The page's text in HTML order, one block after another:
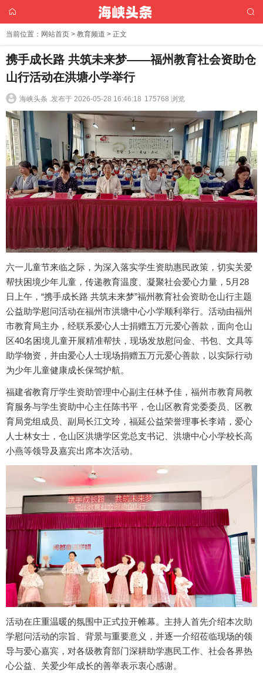
当前位置： 网站首页 > 教育频道 > 正文
携手成长路 共筑未来梦——福州教育社会资助仓
山行活动在洪塘小学举行
海峡头条 .发布于 2026-05-28 16:46:18 175768 浏览
六一儿童节来临之际，为深入落实学生资助惠民政策，切实关爱
帮扶困境少年儿童，传递教育温度、凝聚社会爱心力量，5月28
日上午，“携手成长路 共筑未来梦”福州教育社会资助仓山行主题
公益助学慰问活动在福州市洪塘中心小学顺利举行。活动由福州
市教育局主办，经联系爱心人士捐赠五万元爱心善款，面向仓山
区40名困境儿童开展精准帮扶，现场发放慰问金、书包、文具等
助学物资，并由爱心人士现场捐赠五万元爱心善款，以实际行动
为少年儿童健康成长保驾护航。
福建省教育厅学生资助管理中心副主任林予佳，福州市教育局教
育服务与学生资助中心主任陈书平，仓山区教育党委委员、区教
育局党组成员、副局长江文玲，福延公益荣誉理事长李靖，爱心
人士林女士，仓山区洪塘学区党总支书记、洪塘中心小学校长高
小燕等领导及嘉宾出席本次活动。
活动在庄重温暖的氛围中正式拉开帷幕。主持人首先介绍本次助
学慰问活动的宗旨、背景与重要意义，并逐一介绍莅临现场的领
导与爱心嘉宾，对各级教育部门深耕助学惠民工作、社会各界热
心公益、关爱少年成长的善举表示衷心感谢。